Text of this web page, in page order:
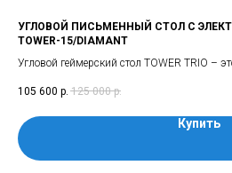
УГЛОВОЙ ПИСЬМЕННЫЙ СТОЛ С
TOWER-15/DIAMANT
Угловой геймерский стол TOWER TRIO –
для работы сидя или стоя
105 600 р. 125 000 р.
Купить